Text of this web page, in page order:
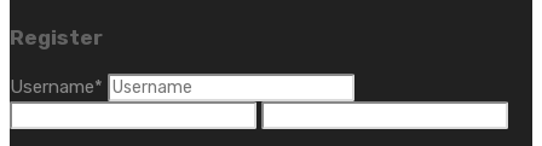
Register
Username*